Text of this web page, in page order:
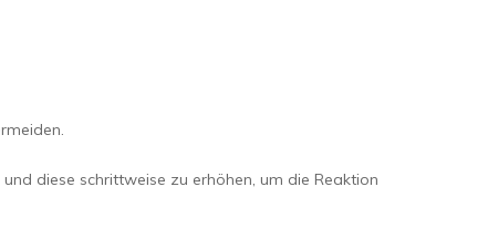
diese schrittweise zu erhöhen, um die Reaktion